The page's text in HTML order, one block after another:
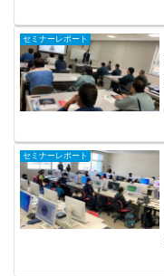
セミナーレポート
セミナーレポート